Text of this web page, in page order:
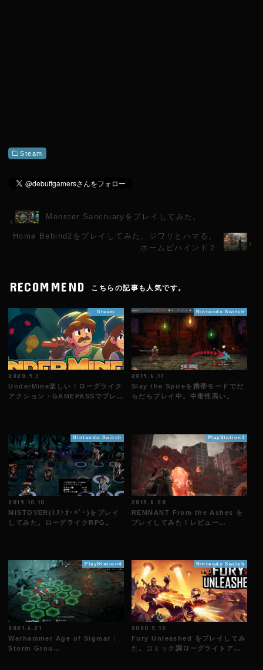
Steam
Monster Sanctuaryをプレイしてみた。
Home Behind2をプレイしてみた。ジワリとハマる。
ホームビハインド２
RECOMMEND こちらの記事も人気です。
Steam
2020.9.3
UnderMine楽しい！ローグライク
アクション・GAMEPASSでプレ…
Nintendo Switch
2019.6.17
Slay the Spireを携帯モードでだ
らだらプレイ中。中毒性高い。
Nintendo Switch
2019.10.10
MISTOVER(ﾐｽﾄｵｰﾊﾞｰ)をプレイ
してみた。ローグライクRPG。
PlayStation4
2019.8.20
REMNANT From the Ashes を
プレイしてみた！レビュー…
PlayStation4
2021.6.21
Warhammer Age of Sigmar :
Storm Grou…
Nintendo Switch
2020.5.12
Fury Unleashed をプレイしてみ
た。コミック調ローグライトア…